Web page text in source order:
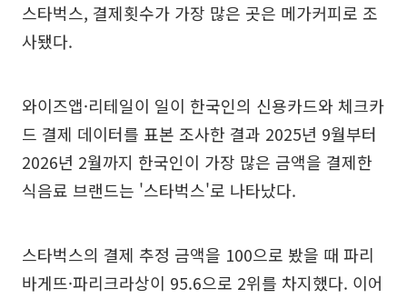
스타벅스, 결제횟수가 가장 많은 곳은 메가커피로 조
사됐다.
와이즈앱·리테일이 일이 한국인의 신용카드와 체크카
드 결제 데이터를 표본 조사한 결과 2025년 9월부터
2026년 2월까지 한국인이 가장 많은 금액을 결제한
식음료 브랜드는 '스타벅스'로 나타났다.
스타벅스의 결제 추정 금액을 100으로 봤을 때 파리
바게뜨·파리크라상이 95.6으로 2위를 차지했다. 이어